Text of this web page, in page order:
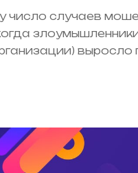
число случаев
выросло